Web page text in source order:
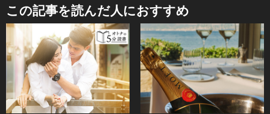
この記事を読んだ人におすすめ